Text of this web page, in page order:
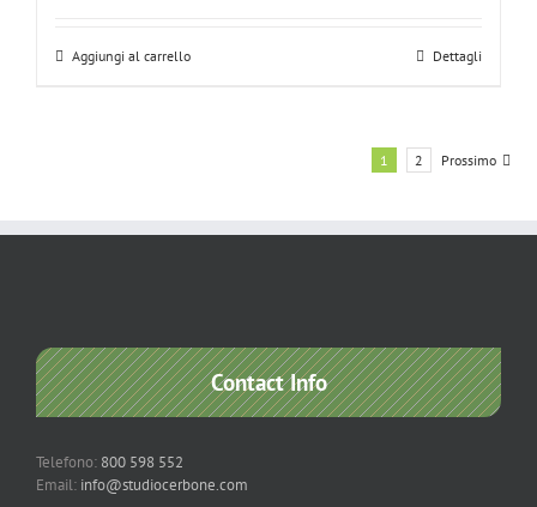
Aggiungi al carrello Dettagli
1 2 Prossimo
Contact Info
Telefono: 800 598 552
Email: info@studiocerbone.com